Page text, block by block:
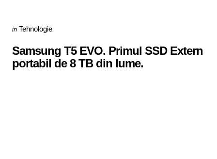
Categories
Posted
in Tehnologie
Samsung T5 EVO. Primul SSD Extern
portabil de 8 TB din lume.